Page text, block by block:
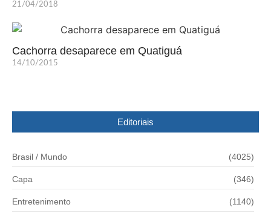
21/04/2018
Cachorra desaparece em Quatiguá
14/10/2015
Editoriais
Brasil / Mundo (4025)
Capa (346)
Entretenimento (1140)